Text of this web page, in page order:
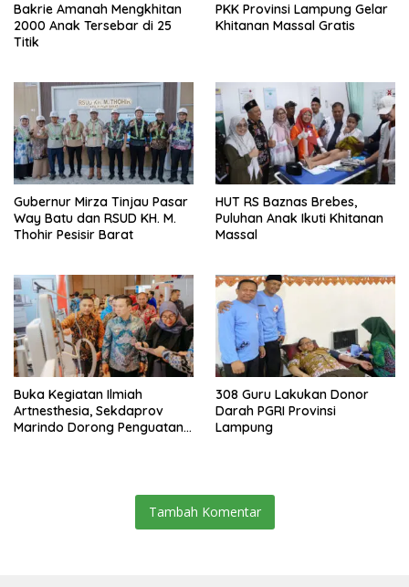
Bakrie Amanah Mengkhitan
2000 Anak Tersebar di 25
Titik
PKK Provinsi Lampung Gelar
Khitanan Massal Gratis
Gubernur Mirza Tinjau Pasar
Way Batu dan RSUD KH. M.
Thohir Pesisir Barat
HUT RS Baznas Brebes,
Puluhan Anak Ikuti Khitanan
Massal
Buka Kegiatan Ilmiah
Artnesthesia, Sekdaprov
Marindo Dorong Penguatan
308 Guru Lakukan Donor
Darah PGRI Provinsi
Lampung
Tambah Komentar